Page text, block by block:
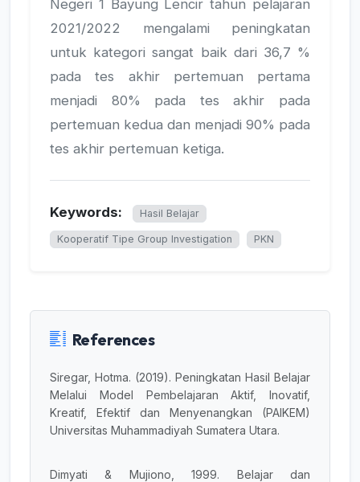
Negeri 1 Bayung Lencir tahun pelajaran
2021/2022 mengalami peningkatan
untuk kategori sangat baik dari 36,7 %
pada tes akhir pertemuan pertama
menjadi 80% pada tes akhir pada
pertemuan kedua dan menjadi 90% pada
tes akhir pertemuan ketiga.
Keywords: Hasil Belajar
Kooperatif Tipe Group Investigation PKN
References
Siregar, Hotma. (2019). Peningkatan Hasil Belajar
Melalui Model Pembelajaran Aktif, Inovatif,
Kreatif, Efektif dan Menyenangkan (PAIKEM)
Universitas Muhammadiyah Sumatera Utara.
Dimyati & Mujiono, 1999. Belajar dan